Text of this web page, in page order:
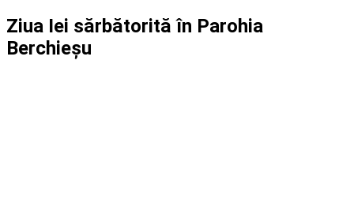
Ziua Iei sărbătorită în Parohia
Berchieșu